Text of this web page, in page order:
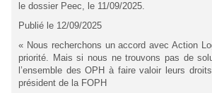
le dossier Peec, le 11/09/2025.
Publié le 12/09/2025
« Nous recherchons un accord avec Action
priorité. Mais si nous ne trouvons pas de
l’ensemble des OPH à faire valoir leurs
président de la FOPH